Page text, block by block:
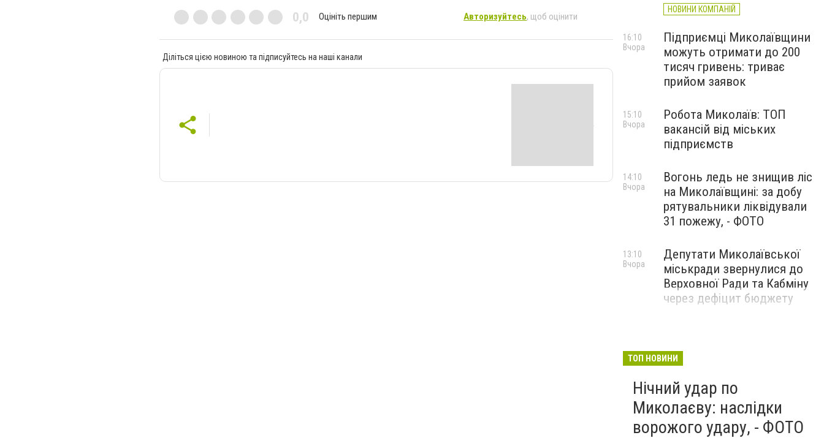
0,0 Оцініть першим Авторизуйтесь, щоб оцінити
Діліться цією новиною та підписуйтесь на наші канали
НОВИНИ КОМПАНІЙ
Підприємці Миколаївщини
можуть отримати до 200
тисяч гривень: триває
прийом заявок
16:10
Вчора
Робота Миколаїв: ТОП
вакансій від міських
підприємств
15:10
Вчора
Вогонь ледь не знищив ліс
на Миколаївщині: за добу
рятувальники ліквідували
31 пожежу, - ФОТО
14:10
Вчора
Депутати Миколаївської
міськради звернулися до
Верховної Ради та Кабміну
через дефіцит бюджету
13:10
Вчора
ТОП НОВИНИ
Нічний удар по
Миколаєву: наслідки
ворожого удару, - ФОТО